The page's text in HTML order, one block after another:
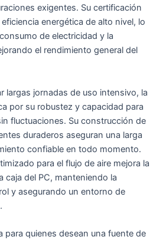
exigentes. Su certificación
energética de alto nivel, lo
de electricidad y la
el rendimiento general del
largas jornadas de uso intensivo, la
por su robustez y capacidad para
fluctuaciones. Su construcción de
duraderos aseguran una larga
confiable en todo momento.
para el flujo de aire mejora la
caja del PC, manteniendo la
y asegurando un entorno de
para quienes desean una fuente de